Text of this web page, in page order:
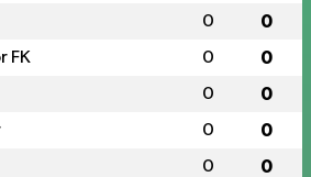
0 0
FK 0 0
0 0
0 0
0 0